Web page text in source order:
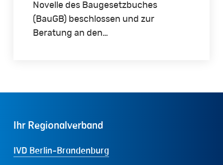
Novelle des Baugesetzbuches
(BauGB) beschlossen und zur
Beratung an den…
Ihr Regionalverband
IVD Berlin-Brandenburg